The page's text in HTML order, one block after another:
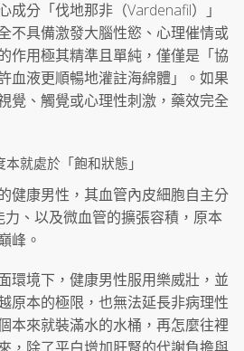
成分「伐地那非（Vardenafil）」
不具備激發大腦性慾、心理催情或
作用極其精準且單純，僅僅是「協
血液更順暢地灌註海綿體」。如果
覺、觸覺或心理性刺激，藥效完全
就處於「飽和狀態」
健康男性，其血管內皮細胞自主分
、以及微血管的擴張容積，原本
峰。
環境下，健康男性服用樂威壯，並
原本的極限，也無法延長非病理性
本來就裝滿水的水桶，再怎麼往裡